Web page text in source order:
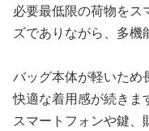
必要最低限の荷物をス
ズでありながら、多機
バッグ本体が軽いため
快適な着用感が続きま
スマートフォンや鍵